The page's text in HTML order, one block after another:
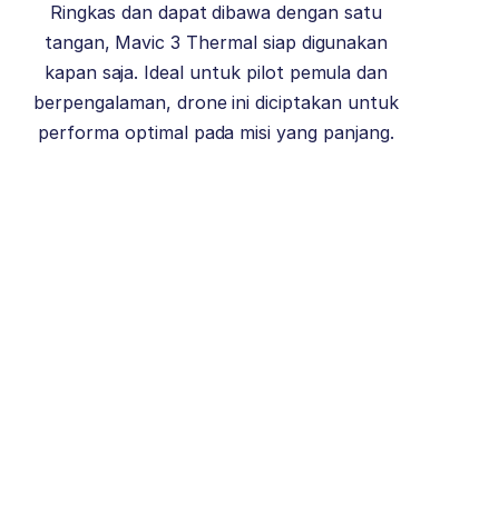
Ringkas dan dapat dibawa dengan satu
tangan, Mavic 3 Thermal siap digunakan
kapan saja. Ideal untuk pilot pemula dan
berpengalaman, drone ini diciptakan untuk
performa optimal pada misi yang panjang.